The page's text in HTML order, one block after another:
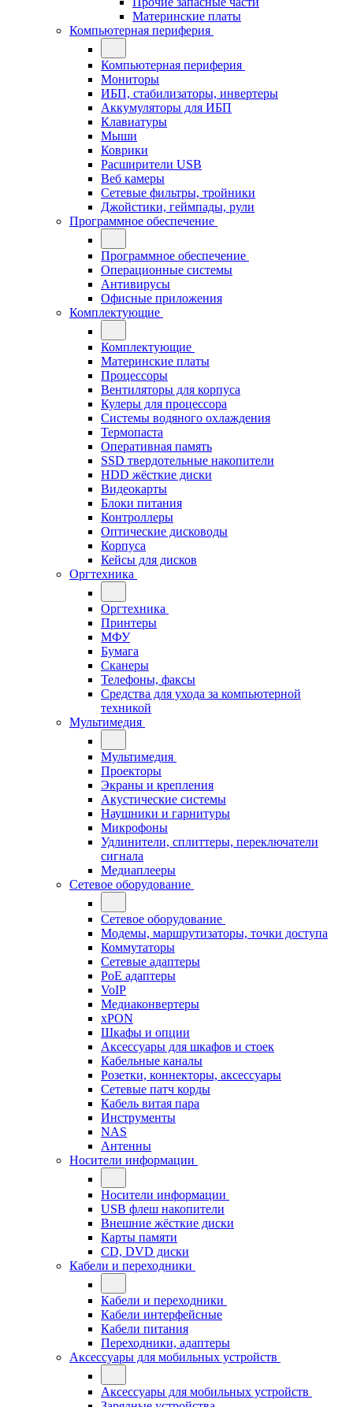
Материнские платы
Компьютерная периферия
Компьютерная периферия
Мониторы
ИБП, стабилизаторы, инвертеры
Аккумуляторы для ИБП
Клавиатуры
Мыши
Коврики
Расширители USB
Веб камеры
Сетевые фильтры, тройники
Джойстики, геймпады, рули
Программное обеспечение
Программное обеспечение
Операционные системы
Антивирусы
Офисные приложения
Комплектующие
Комплектующие
Материнские платы
Процессоры
Вентиляторы для корпуса
Кулеры для процессора
Системы водяного охлаждения
Термопаста
Оперативная память
SSD твердотельные накопители
HDD жёсткие диски
Видеокарты
Блоки питания
Контроллеры
Оптические дисководы
Корпуса
Кейсы для дисков
Оргтехника
Оргтехника
Принтеры
МФУ
Бумага
Сканеры
Телефоны, факсы
Средства для ухода за компьютерной
техникой
Мультимедия
Мультимедия
Проекторы
Экраны и крепления
Акустические системы
Наушники и гарнитуры
Микрофоны
Удлинители, сплиттеры, переключатели
сигнала
Медиаплееры
Сетевое оборудование
Сетевое оборудование
Модемы, маршрутизаторы, точки доступа
Коммутаторы
Сетевые адаптеры
PoE адаптеры
VoIP
Медиаконвертеры
xPON
Шкафы и опции
Аксессуары для шкафов и стоек
Кабельные каналы
Розетки, коннекторы, аксессуары
Сетевые патч корды
Кабель витая пара
Инструменты
NAS
Антенны
Носители информации
Носители информации
USB флеш накопители
Внешние жёсткие диски
Карты памяти
CD, DVD диски
Кабели и переходники
Кабели и переходники
Кабели интерфейсные
Кабели питания
Переходники, адаптеры
Аксессуары для мобильных устройств
Аксессуары для мобильных устройств